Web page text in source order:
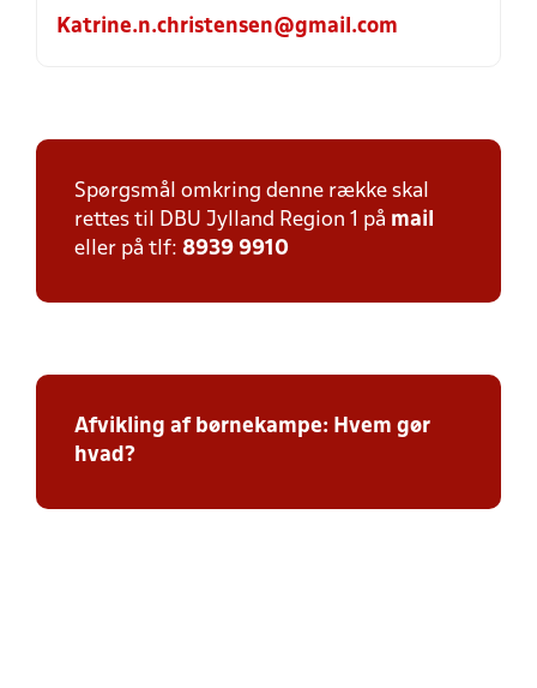
Katrine.n.christensen@gmail.com
Spørgsmål omkring denne række skal
rettes til DBU Jylland Region 1 på mail
eller på tlf: 8939 9910
Afvikling af børnekampe: Hvem gør
hvad?